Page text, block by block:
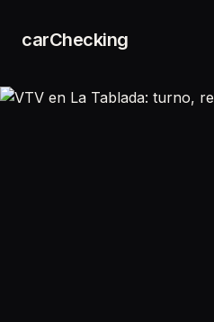
carChecking